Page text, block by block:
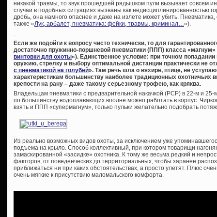
никакой травмы, то звук прошедшей рядышком пули вызывает совсем
случаи в подобных ситуациях вызваны как недисциплинированностью
дробь, она намного опаснее и даже на излете может убить.
также «Лук, арбалет, пневматика: фейки, травмы, криминал… «).
Если же подойти к вопросу чисто технически, то для
достаточно пружинно-поршневой пневматики (ППП) класса «магнум»
винтовки для охоты«). Единственное условие: при точном
оружию, стрелку и выбору оптимальной дистанции практически не
с пневматикой на голубей». Там речь шла о вяхире, птице, не
характеристикам большинству наиболее традиционных
крепости на рану – даже такому серьезному трофею, как кряква.
Владельцам пневматики с предварительной накачкой (PCP) в 22-м и
по большинству водоплавающих вполне можно работать в корпус.
взять и ППП «супермагнум», только пульки желательно подобрать
Из реально возможных видов охоты, за исключением уже
подъема на крыло. Способ коллективный, при котором товарищи
замаскированной «засидке» охотника. К тому же весьма редкий и
факторов, от поведенческих до территориальных, чтобы заранее
приближаться ни при каких обстоятельствах, а просто улетят. Плюс
очень мягкие к присутствию маломальского комфорта.